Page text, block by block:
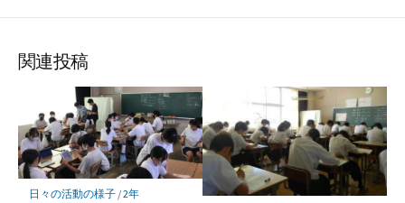
関連投稿
日々の活動の様子/2年